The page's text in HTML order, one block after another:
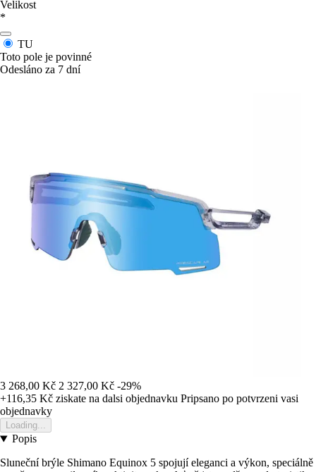
Velikost
*
TU
Toto pole je povinné
Odesláno za 7 dní
3 268,00 Kč 2 327,00 Kč -29%
+116,35 Kč ziskate na dalsi objednavku Pripsano po potvrzeni vasi
objednavky
Loading...
Popis
Sluneční brýle Shimano Equinox 5 spojují eleganci a výkon, speciálně